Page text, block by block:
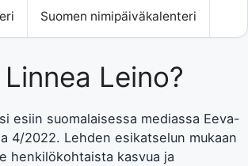
Suomen nimipäiväkalenteri
Leino?
esiin suomalaisessa mediassa Eeva-
4/2022. Lehden esikatselun mukaan
henkilökohtaista kasvua ja